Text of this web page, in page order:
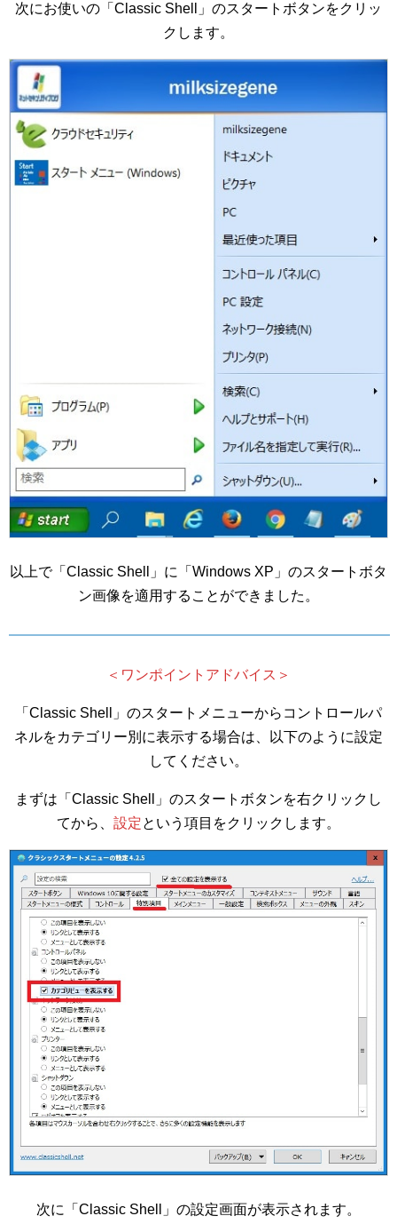
次にお使いの「Classic Shell」のスタートボタンをクリッ
クします。
以上で「Classic Shell」に「Windows XP」のスタートボタ
ン画像を適用することができました。
＜ワンポイントアドバイス＞
「Classic Shell」のスタートメニューからコントロールパ
ネルをカテゴリー別に表示する場合は、以下のように設定
してください。
まずは「Classic Shell」のスタートボタンを右クリックし
てから、 設定という項目をクリックします。
次に「Classic Shell」の設定画面が表示されます。